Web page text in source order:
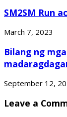
SM2SM Run
March 7, 2023
Bilang ng
September 12,
Leave a